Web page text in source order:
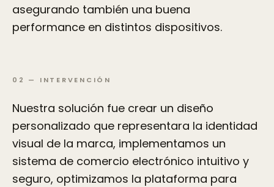
asegurando también una buena
performance en distintos dispositivos.
02 — INTERVENCIÓN
Nuestra solución fue crear un diseño
personalizado que representara la identidad
visual de la marca, implementamos un
sistema de comercio electrónico intuitivo y
seguro, optimizamos la plataforma para